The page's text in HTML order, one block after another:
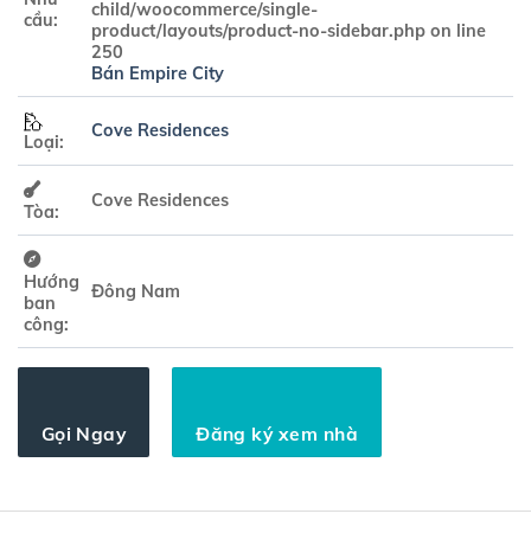
cầu:
child/woocommerce/single-
product/layouts/product-no-sidebar.php on line
250
Bán Empire City
Loại:
Cove Residences
Tòa:
Cove Residences
Hướng
ban
công:
Đông Nam
Gọi Ngay Đăng ký xem nhà